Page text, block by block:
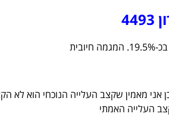
2021 הוא 3800 בערך שכן אני מאמין שקצב העלייה הנוכחי
העלייה האמתי